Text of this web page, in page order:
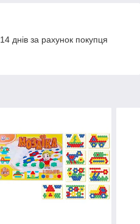
днів за рахунок покупця